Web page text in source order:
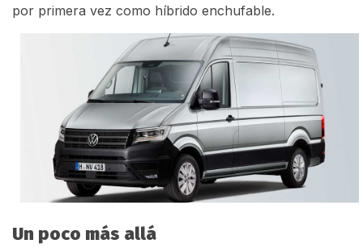
por primera vez como híbrido enchufable.
Un poco más allá